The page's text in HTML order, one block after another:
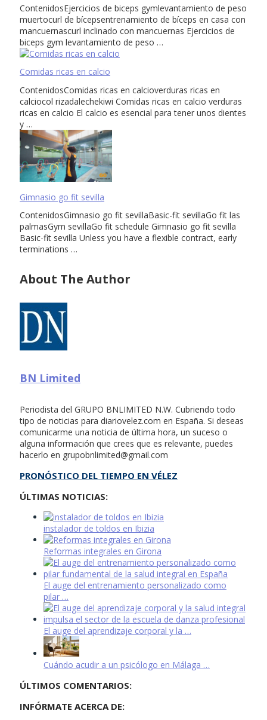
ContenidosEjercicios de biceps gymlevantamiento de peso
muertocurl de bícepsentrenamiento de bíceps en casa con
mancuernascurl inclinado con mancuernas Ejercicios de
biceps gym levantamiento de peso …
Comidas ricas en calcio
ContenidosComidas ricas en calcioverduras ricas en
calciocol rizadalechekiwi Comidas ricas en calcio verduras
ricas en calcio El calcio es esencial para tener unos dientes
y …
Gimnasio go fit sevilla
ContenidosGimnasio go fit sevillaBasic-fit sevillaGo fit las
palmasGym sevillaGo fit schedule Gimnasio go fit sevilla
Basic-fit sevilla Unless you have a flexible contract, early
terminations …
About The Author
BN Limited
Periodista del GRUPO BNLIMITED N.W. Cubriendo todo
tipo de noticias para diariovelez.com en España. Si deseas
comunicarme una noticia de última hora, un suceso o
alguna información que crees que es relevante, puedes
hacerlo en grupobnlimited@gmail.com
PRONÓSTICO DEL TIEMPO EN VÉLEZ
ÚLTIMAS NOTICIAS:
instalador de toldos en Ibizia
Reformas integrales en Girona
El auge del entrenamiento personalizado como
pilar …
El auge del aprendizaje corporal y la …
Cuándo acudir a un psicólogo en Málaga …
ÚLTIMOS COMENTARIOS:
INFÓRMATE ACERCA DE: